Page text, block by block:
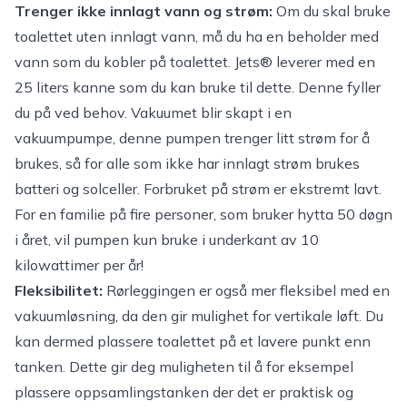
Trenger ikke innlagt vann og strøm: Om du skal bruke
toalettet uten innlagt vann, må du ha en beholder med
vann som du kobler på toalettet. Jets® leverer med en
25 liters kanne som du kan bruke til dette. Denne fyller
du på ved behov. Vakuumet blir skapt i en
vakuumpumpe, denne pumpen trenger litt strøm for å
brukes, så for alle som ikke har innlagt strøm brukes
batteri og solceller. Forbruket på strøm er ekstremt lavt.
For en familie på fire personer, som bruker hytta 50 døgn
i året, vil pumpen kun bruke i underkant av 10
kilowattimer per år!
Fleksibilitet: Rørleggingen er også mer fleksibel med en
vakuumløsning, da den gir mulighet for vertikale løft. Du
kan dermed plassere toalettet på et lavere punkt enn
tanken. Dette gir deg muligheten til å for eksempel
plassere oppsamlingstanken der det er praktisk og